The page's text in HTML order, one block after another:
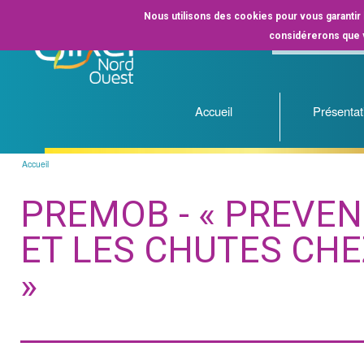
Nous utilisons des cookies pour vous
considérerons que
Accueil
Accueil
PREMOB - «
ET LES CHUTES
»